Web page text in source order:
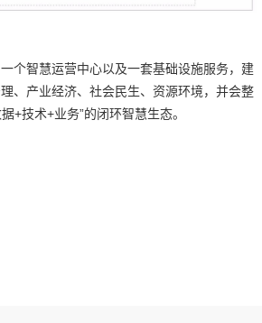
个智慧运营中心以及一套基础设施服务，建
、产业经济、社会民生、资源环境，并会整
+技术+业务”的闭环智慧生态。